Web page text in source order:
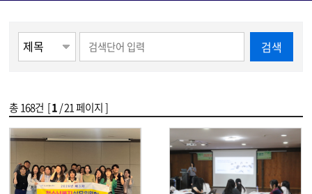
검색
총168건 [1/ 21 페이지 ]